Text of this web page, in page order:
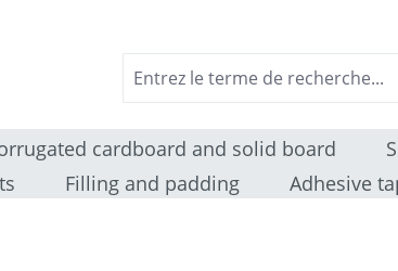
cardboard and solid board
Filling and padding Adhesive